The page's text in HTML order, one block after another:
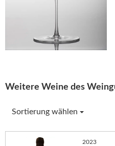
Weitere Weine des
Sortierung wählen
2023